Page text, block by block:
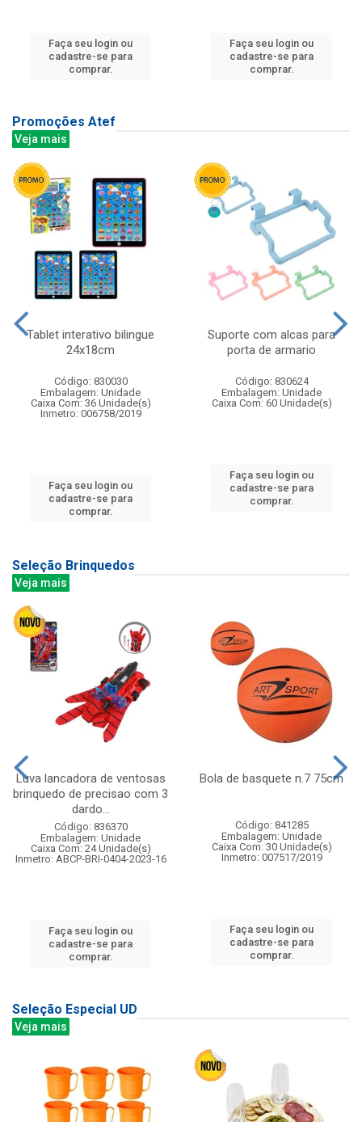
Faça seu login ou
cadastre-se para
comprar.
Faça seu login ou
cadastre-se para
comprar.
Promoções Atef
Veja mais
Tablet interativo bilingue
24x18cm
Código: 830030
Embalagem: Unidade
Caixa Com: 36 Unidade(s)
Inmetro: 006758/2019
Faça seu login ou
cadastre-se para
comprar.
Suporte com alcas para
porta de armario
Código: 830624
Embalagem: Unidade
Caixa Com: 60 Unidade(s)
Faça seu login ou
cadastre-se para
comprar.
Seleção Brinquedos
Veja mais
Luva lancadora de ventosas
brinquedo de precisao com 3
dardo...
Código: 836370
Embalagem: Unidade
Caixa Com: 24 Unidade(s)
Inmetro: ABCP-BRI-0404-2023-16
Faça seu login ou
cadastre-se para
comprar.
Bola de basquete n.7 75cm
Código: 841285
Embalagem: Unidade
Caixa Com: 30 Unidade(s)
Inmetro: 007517/2019
Faça seu login ou
cadastre-se para
comprar.
Seleção Especial UD
Veja mais